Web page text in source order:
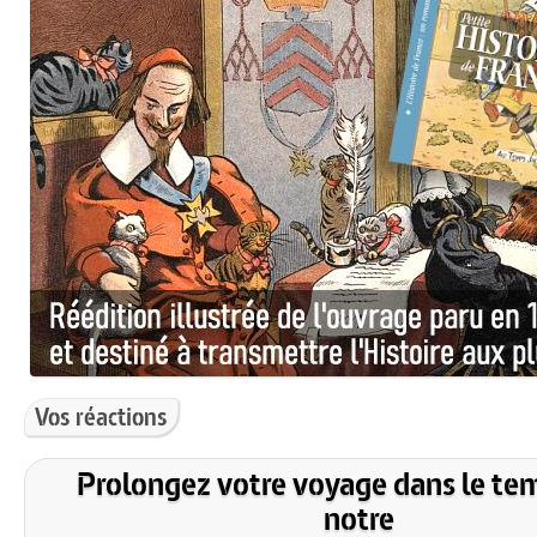
Vos réactions
Prolongez votre voyage dans le
notre